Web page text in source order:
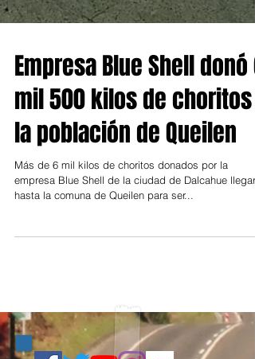
Empresa Blue Shell donó 6
mil 500 kilos de choritos a
la población de Queilen
empresa Blue Shell de la ciudad de Dalcahue